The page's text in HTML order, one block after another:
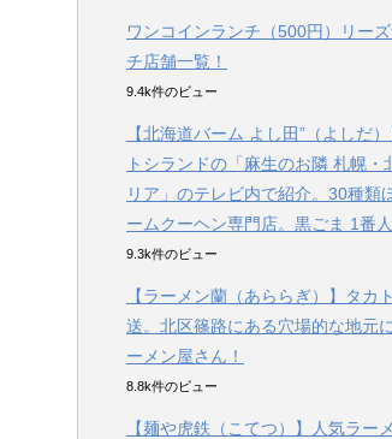
ワンコインランチ（500円）リー
チ店舗一覧！
9.4k件のビュー
【北海道バーム よし田”（よしだ
トシランドの「麻生のお隣 札幌・
リア」のテレビ内で紹介。30種類
ームクーヘン専門店。黒ごま 1番
9.3k件のビュー
【ラーメン蘭（あららぎ）】タカ
送。北区篠路にある穴場的な地元
ーメン屋さん！
8.8k件のビュー
【麺や虎鉄（こてつ）】人気ラー